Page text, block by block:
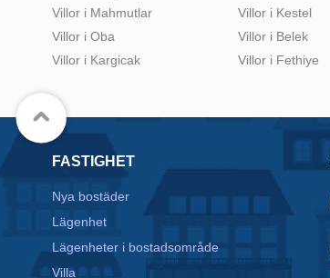
Villor i Mahmutlar
Villor i Oba
Villor i Kargicak
Villor i Kestel
Villor i Belek
Villor i Fethiye
FASTIGHET
Nya bostäder
Lägenhet
Lägenheter i bostadsområde
Villa